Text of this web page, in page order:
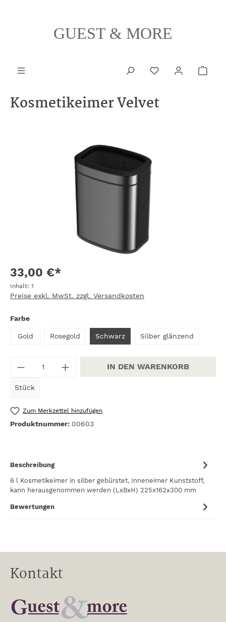
GUEST & MORE
Kosmetikeimer Velvet
Bildergalerie überspringen
33,00 €*
Inhalt: 1
Preise exkl. MwSt. zzgl. Versandkosten
Farbeauswählen
Gold Rosegold Schwarz Silber glänzend
Produkt Anzahl: Gib den
Stück
IN DEN WARENKORB
Zum Merkzettel hinzufügen
Produktnummer: 00603
Beschreibung
6 l Kosmetikeimer in silber gebürstet, Inneneimer Kunststoff,
kann herausgenommen werden (LxBxH) 225x162x300 mm
Bewertungen
Kontakt